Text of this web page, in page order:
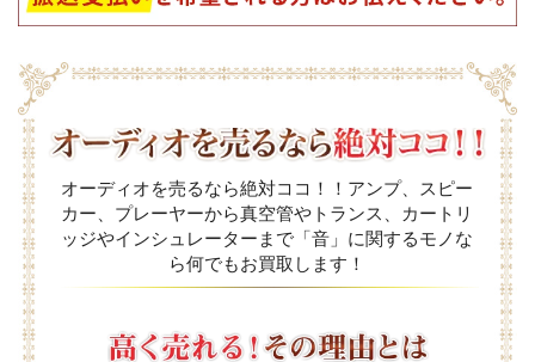
オーディオを売るなら絶対ココ！！アンプ、スピー
カー、プレーヤーから真空管やトランス、カートリ
ッジやインシュレーターまで「音」に関するモノな
ら何でもお買取します！